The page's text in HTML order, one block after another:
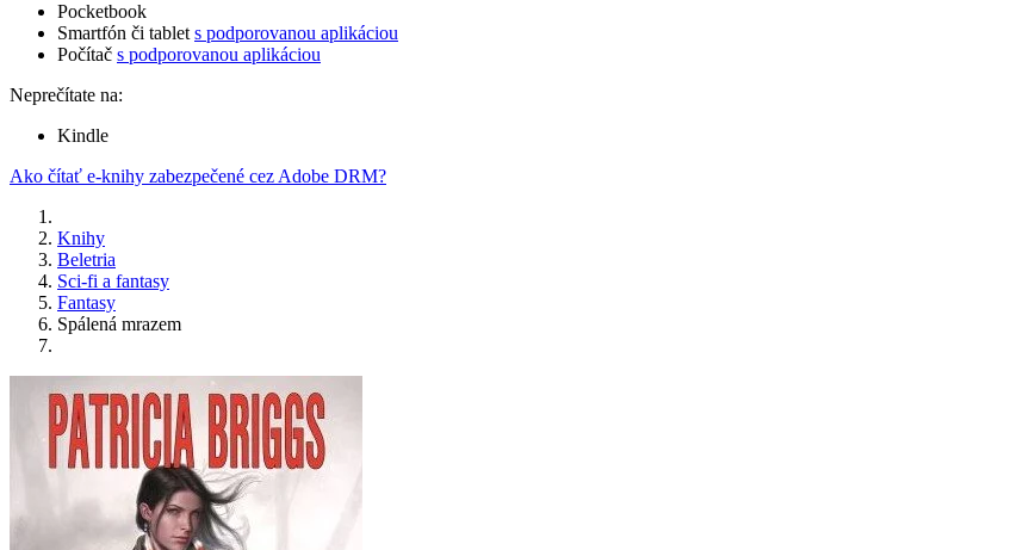
Pocketbook
Smartfón či tablet s podporovanou aplikáciou
Počítač s podporovanou aplikáciou
Neprečítate na:
Kindle
Ako čítať e-knihy zabezpečené cez Adobe DRM?
Knihy
Beletria
Sci-fi a fantasy
Fantasy
Spálená mrazem